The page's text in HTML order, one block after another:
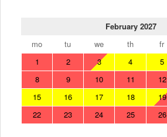
February 2027
mo
tu we th fr
1
2 3 4 5
8
9 10 11 12
15
16 17 18 19
22
23 24 25 26